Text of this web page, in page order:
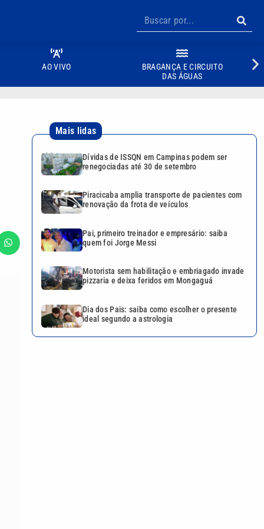
AO VIVO
BRAGANÇA E CIRCUITO
DAS ÁGUAS
Mais lidas
Dívidas de ISSQN em Campinas podem ser
renegociadas até 30 de setembro
Piracicaba amplia transporte de pacientes com
renovação da frota de veículos
Pai, primeiro treinador e empresário: saiba
quem foi Jorge Messi
Motorista sem habilitação e embriagado invade
pizzaria e deixa feridos em Mongaguá
Dia dos Pais: saiba como escolher o presente
ideal segundo a astrologia